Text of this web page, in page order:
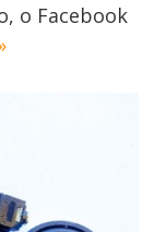
o Facebook